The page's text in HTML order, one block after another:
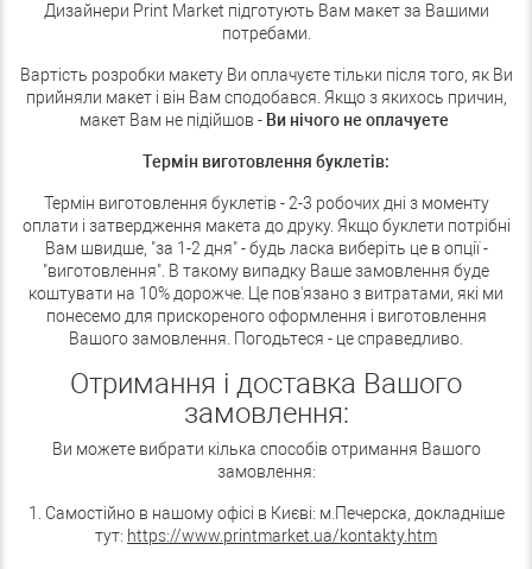
Дизайнери Print Market підготують Вам макет за Вашими
потребами.
Вартість розробки макету Ви оплачуєте тільки після того, як Ви
прийняли макет і він Вам сподобався. Якщо з якихось причин,
макет Вам не підійшов - Ви нічого не оплачуете
Термін виготовлення буклетів:
Термін виготовлення буклетів - 2-3 робочих дні з моменту
оплати і затвердження макета до друку. Якщо буклети потрібні
Вам швидше, "за 1-2 дня" - будь ласка виберіть це в опції -
"виготовлення". В такому випадку Ваше замовлення буде
коштувати на 10% дорожче. Це пов'язано з витратами, які ми
понесемо для прискореного оформлення і виготовлення
Вашого замовлення. Погодьтеся - це справедливо.
Отримання і доставка Вашого
замовлення:
Ви можете вибрати кілька способів отримання Вашого
замовлення:
1. Самостійно в нашому офісі в Києві: м.Печерска, докладніше
тут: https://www.printmarket.ua/kontakty.htm